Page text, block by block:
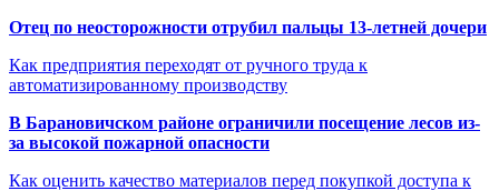
Отец по неосторожности отрубил пальцы 13-летней дочери
Как предприятия переходят от ручного труда к
автоматизированному производству
В Барановичском районе ограничили посещение лесов из-
за высокой пожарной опасности
Как оценить качество материалов перед покупкой доступа к